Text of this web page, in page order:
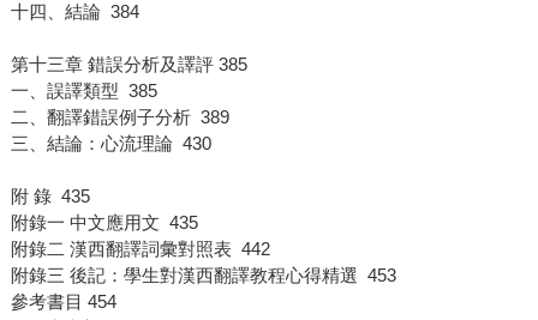
十四、結論 384
第十三章 錯誤分析及譯評 385
一、誤譯類型 385
二、翻譯錯誤例子分析 389
三、結論：心流理論 430
附 錄 435
附錄一 中文應用文 435
附錄二 漢西翻譯詞彙對照表 442
附錄三 後記：學生對漢西翻譯教程心得精選 453
參考書目 454